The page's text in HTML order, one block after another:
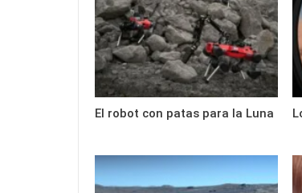
El robot con patas para la Luna